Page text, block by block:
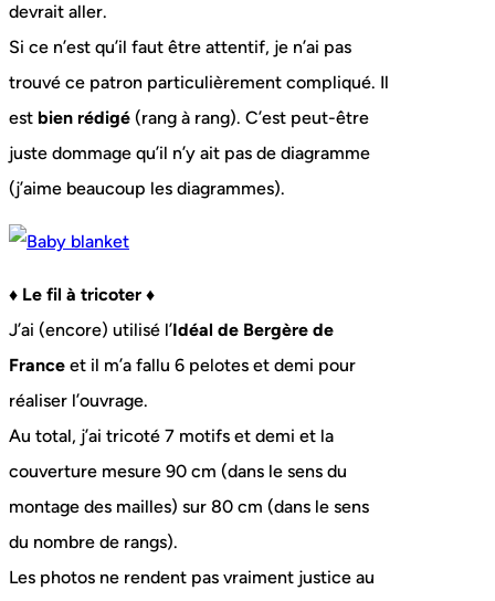
devrait aller.
Si ce n’est qu’il faut être attentif, je n’ai pas
trouvé ce patron particulièrement compliqué. Il
est bien rédigé (rang à rang). C’est peut-être
juste dommage qu’il n’y ait pas de diagramme
(j’aime beaucoup les diagrammes).
♦ Le fil à tricoter ♦
J’ai (encore) utilisé l’Idéal de Bergère de
France et il m’a fallu 6 pelotes et demi pour
réaliser l’ouvrage.
Au total, j’ai tricoté 7 motifs et demi et la
couverture mesure 90 cm (dans le sens du
montage des mailles) sur 80 cm (dans le sens
du nombre de rangs).
Les photos ne rendent pas vraiment justice au